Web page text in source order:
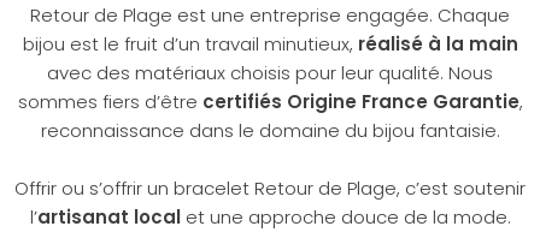
Retour de Plage est une entreprise engagée. Chaque
bijou est le fruit d’un travail minutieux, réalisé à la main
avec des matériaux choisis pour leur qualité. Nous
sommes fiers d’être certifiés Origine France Garantie,
reconnaissance dans le domaine du bijou fantaisie.
Offrir ou s’offrir un bracelet Retour de Plage, c’est soutenir
l’artisanat local et une approche douce de la mode.